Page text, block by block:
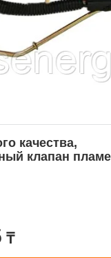
качества,
клапан
₸